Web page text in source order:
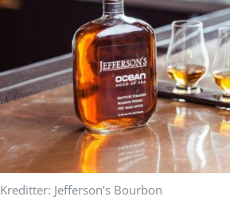
Kreditter: Jefferson’s Bourbon